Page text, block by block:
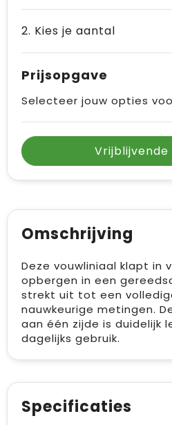
2. Kies je aantal
Prijsopgave
Selecteer jouw opties
Omschrijving
Deze vouwliniaal klapt in
opbergen in een
strekt uit tot een
nauwkeurige metingen.
aan één zijde is duidelijk
dagelijks gebruik.
Specificaties